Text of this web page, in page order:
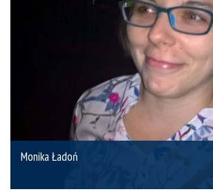
Monika Ładoń